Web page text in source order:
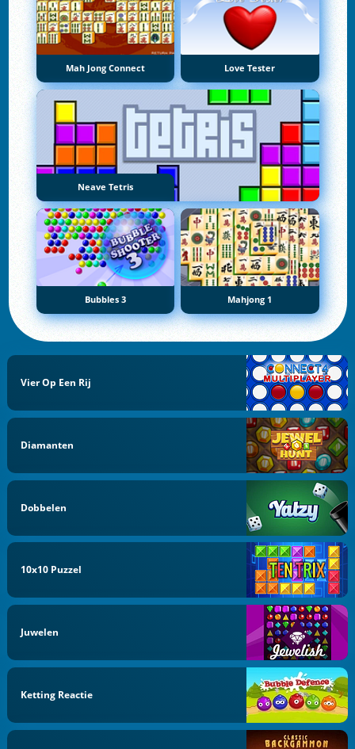
Mah Jong Connect Love Tester
Neave Tetris
Bubbles 3 Mahjong 1
Vier Op Een Rij
Diamanten
Dobbelen
10x10 Puzzel
Juwelen
Ketting Reactie